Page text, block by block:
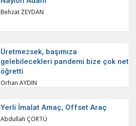
Behzat ZEYDAN
Üretmezsek, başımıza
gelebilecekleri pandemi bize çok net
öğretti
Orhan AYDIN
Yerli İmalat Amaç, Offset Araç
Abdullah ÇÖRTÜ